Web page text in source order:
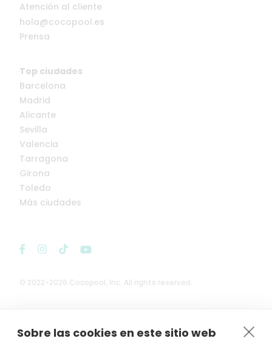
Sobre las cookies en este sitio web
© 2022-2026 Cocopool, Inc. All rights reserved.
 Anfitriones asegurados*
Atención al cliente
hola@cocopool.es
Prensa
Top ciudades
Barcelona
Madrid
Alicante
Sevilla
Valencia
Tarragona
Girona
Toledo
Más ciudades